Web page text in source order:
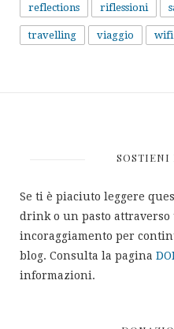
reflections riflessioni
travelling viaggio wifi
SOSTIENI
Se ti è piaciuto leggere
drink o un pasto attraverso
incoraggiamento per
blog. Consulta la pagina
informazioni.